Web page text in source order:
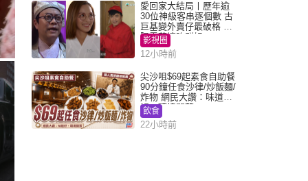
愛回家大結局丨歷年逾
30位神級客串逐個數 古
巨基變外賣仔最破格 歐
陽震華情陷群姐
影視圈
12小時前
尖沙咀$69起素食自助餐
90分鐘任食沙律/炒飯麵/
炸物 網民大讚：味道
好，環境闊落
飲食
22小時前